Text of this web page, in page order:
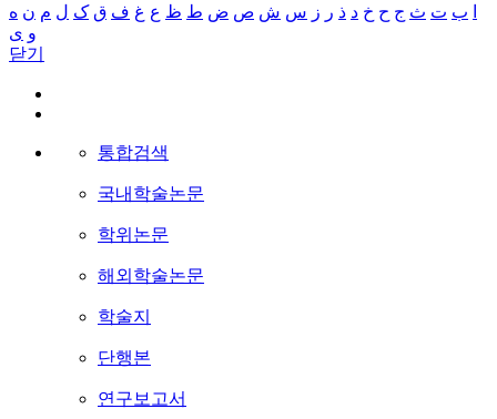
ب ت ث ج ح خ د ذ ر ز س ش ص ض ط ظ ع غ ف ق ک ل م ن ه
و ی
닫기
통합검색
국내학술논문
학위논문
해외학술논문
학술지
단행본
연구보고서